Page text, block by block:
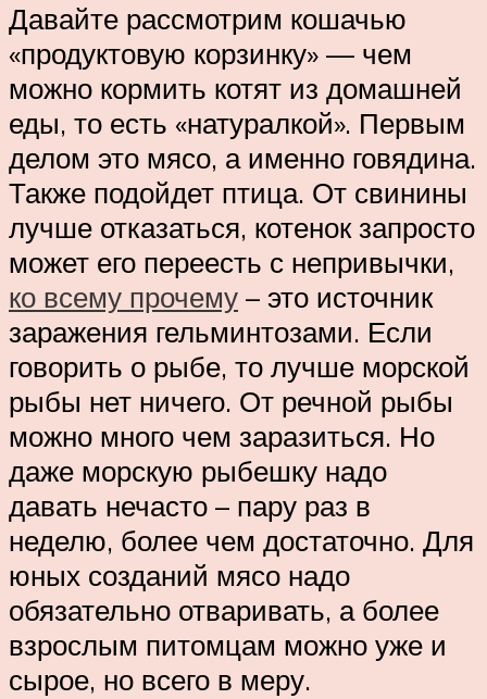
Давайте рассмотрим кошачью
«продуктовую корзинку» — чем
можно кормить котят из домашней
еды, то есть «натуралкой». Первым
делом это мясо, а именно говядина.
Также подойдет птица. От свинины
лучше отказаться, котенок запросто
может его переесть с непривычки,
ко всему прочему – это источник
заражения гельминтозами. Если
говорить о рыбе, то лучше морской
рыбы нет ничего. От речной рыбы
можно много чем заразиться. Но
даже морскую рыбешку надо
давать нечасто – пару раз в
неделю, более чем достаточно. Для
юных созданий мясо надо
обязательно отваривать, а более
взрослым питомцам можно уже и
сырое, но всего в меру.